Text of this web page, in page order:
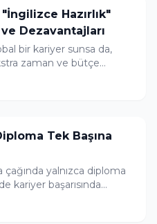
Hazırlık"
Dezavantajları
bir kariyer sunsa da,
zaman ve bütçe
vermek adına Tercih
Tek Başına
yalnızca diploma
kariyer başarısında